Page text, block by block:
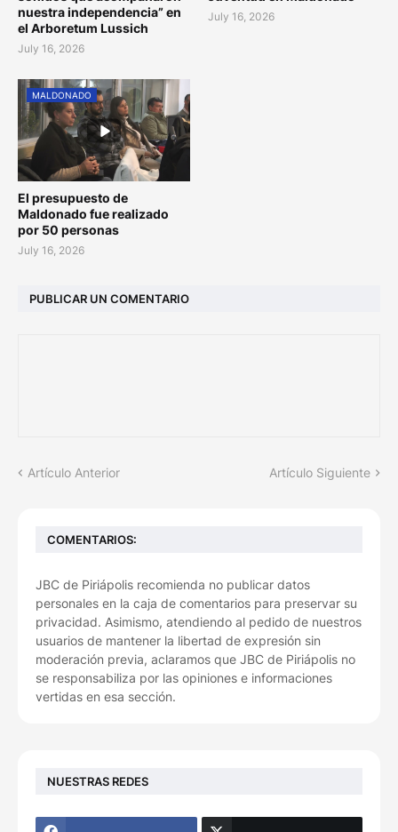
nuestra independencia” en
el Arboretum Lussich
July 16, 2026
July 16, 2026
MALDONADO
El presupuesto de
Maldonado fue realizado
por 50 personas
July 16, 2026
PUBLICAR UN COMENTARIO
Artículo Anterior Artículo Siguiente
COMENTARIOS:
JBC de Piriápolis recomienda no publicar datos
personales en la caja de comentarios para preservar su
privacidad. Asimismo, atendiendo al pedido de nuestros
usuarios de mantener la libertad de expresión sin
moderación previa, aclaramos que JBC de Piriápolis no
se responsabiliza por las opiniones e informaciones
vertidas en esa sección.
NUESTRAS REDES